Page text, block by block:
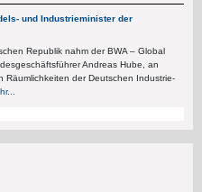
und Industrieminister der
Republik nahm der BWA – Global
Andreas Hube, an
Räumlichkeiten der Deutschen Industrie-